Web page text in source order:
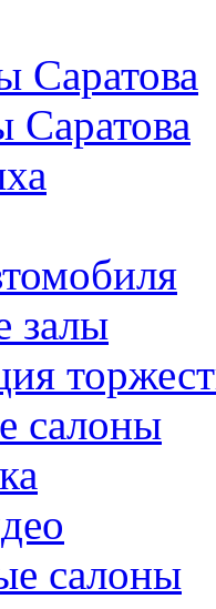
Саратова
залы
салоны
салоны